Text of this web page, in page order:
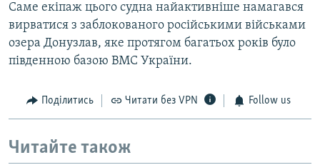
Саме екіпаж цього судна найактивніше намагався
вирватися з заблокованого російськими військами
озера Донузлав, яке протягом багатьох років було
південною базою ВМС України.
Поділитись Читати без VPN Follow us
Читайте також